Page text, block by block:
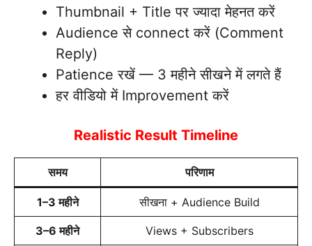
Thumbnail + Title पर ज्यादा मेहनत करें
Audience से connect करें (Comment
Reply)
Patience रखें — 3 महीने सीखने में लगते हैं
हर वीडियो में Improvement करें
Realistic Result Timeline
समय परिणाम
1–3 महीने सीखना + Audience Build
3–6 महीने Views + Subscribers